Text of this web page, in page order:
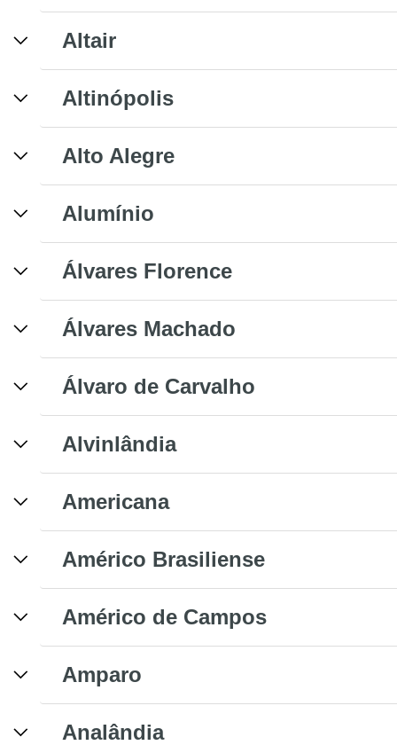
Altair
Altinópolis
Alto Alegre
Alumínio
Álvares Florence
Álvares Machado
Álvaro de Carvalho
Alvinlândia
Americana
Américo Brasiliense
Américo de Campos
Amparo
Analândia